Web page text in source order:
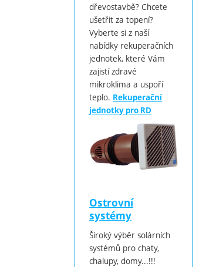
dřevostavbě? Chcete
ušetřit za topení?
Vyberte si z naší
nabídky rekuperačních
jednotek, které Vám
zajistí zdravé
mikroklima a uspoří
teplo. Rekuperační
jednotky pro RD
Ostrovní
systémy
Široký výběr solárních
systémů pro chaty,
chalupy, domy...!!!